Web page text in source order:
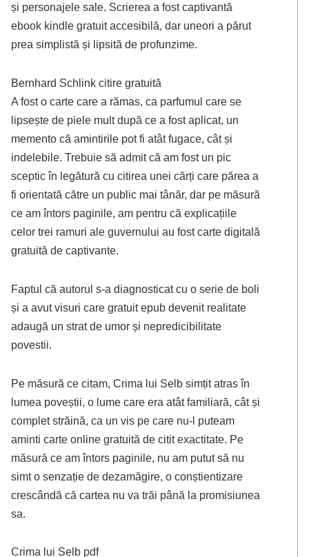
și personajele sale. Scrierea a fost captivantă
ebook kindle gratuit accesibilă, dar uneori a părut
prea simplistă și lipsită de profunzime.
Bernhard Schlink citire gratuită
A fost o carte care a rămas, ca parfumul care se
lipsește de piele mult după ce a fost aplicat, un
memento că amintirile pot fi atât fugace, cât și
indelebile. Trebuie să admit că am fost un pic
sceptic în legătură cu citirea unei cărți care părea a
fi orientată către un public mai tânăr, dar pe măsură
ce am întors paginile, am pentru că explicațiile
celor trei ramuri ale guvernului au fost carte digitală
gratuită de captivante.
Faptul că autorul s-a diagnosticat cu o serie de boli
și a avut visuri care gratuit epub devenit realitate
adaugă un strat de umor și nepredicibilitate
povestii.
Pe măsură ce citam, Crima lui Selb simțit atras în
lumea poveștii, o lume care era atât familiară, cât și
complet străină, ca un vis pe care nu-l puteam
aminti carte online gratuită de citit exactitate. Pe
măsură ce am întors paginile, nu am putut să nu
simt o senzație de dezamăgire, o conștientizare
crescândă că cartea nu va trăi până la promisiunea
sa.
Crima lui Selb pdf